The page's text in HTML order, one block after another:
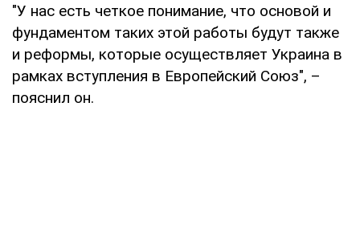
"У нас есть четкое понимание, что основой и
фундаментом таких этой работы будут также
и реформы, которые осуществляет Украина в
рамках вступления в Европейский Союз", –
пояснил он.